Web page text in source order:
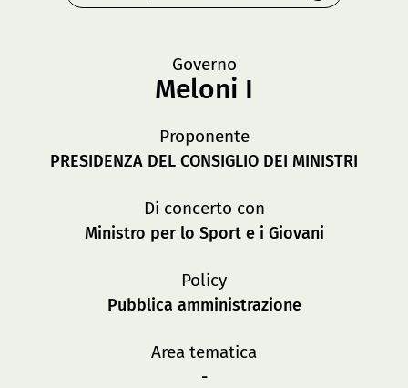
Governo
Meloni I
Proponente
PRESIDENZA DEL CONSIGLIO DEI MINISTRI
Di concerto con
Ministro per lo Sport e i Giovani
Policy
Pubblica amministrazione
Area tematica
-